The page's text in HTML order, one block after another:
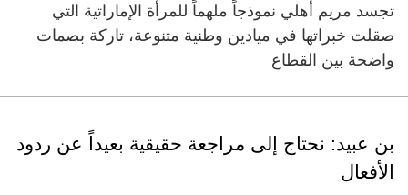
تجسد مريم أهلي نموذجاً ملهماً للمرأة الإماراتية التي
صقلت خبراتها في ميادين وطنية متنوعة، تاركة بصمات
واضحة بين القطاع
بن عبيد: نحتاج إلى مراجعة حقيقية بعيداً عن ردود
الأفعال